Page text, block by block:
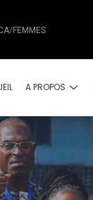
FEMMES
A PROPOS